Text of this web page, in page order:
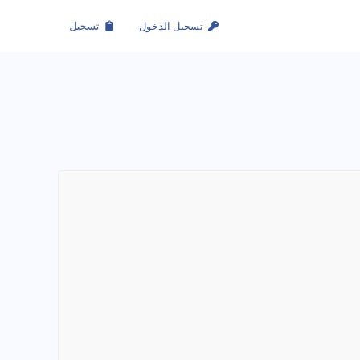
تسجيل الدخول تسجيل